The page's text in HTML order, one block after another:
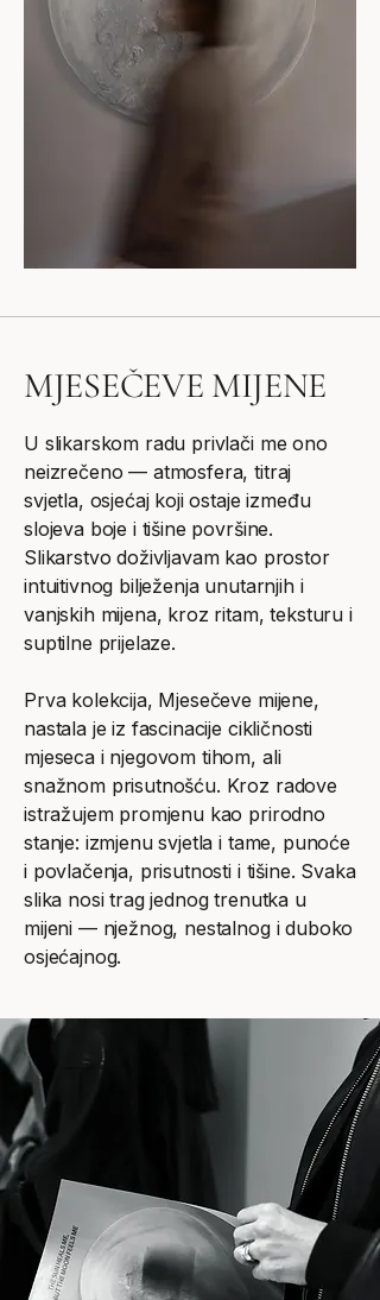
MJESEČEVE MIJENE
U slikarskom radu privlači me ono
neizrečeno — atmosfera, titraj
svjetla, osjećaj koji ostaje između
slojeva boje i tišine površine.
Slikarstvo doživljavam kao prostor
intuitivnog bilježenja unutarnjih i
vanjskih mijena, kroz ritam, teksturu i
suptilne prijelaze.
Prva kolekcija, Mjesečeve mijene,
nastala je iz fascinacije cikličnosti
mjeseca i njegovom tihom, ali
snažnom prisutnošću. Kroz radove
istražujem promjenu kao prirodno
stanje: izmjenu svjetla i tame, punoće
i povlačenja, prisutnosti i tišine. Svaka
slika nosi trag jednog trenutka u
mijeni — nježnog, nestalnog i duboko
osjećajnog.